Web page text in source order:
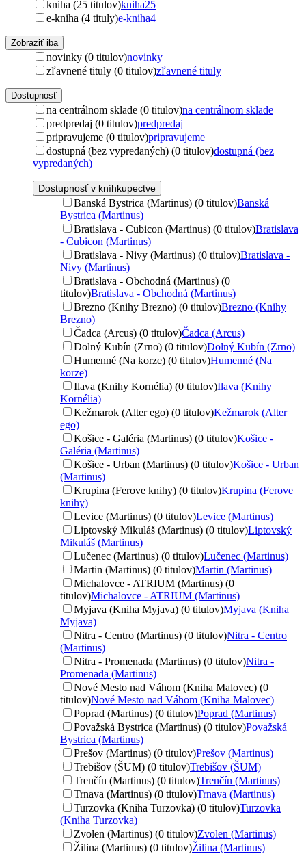
kniha (25 titulov)kniha25
e-kniha (4 tituly)e-kniha4
Zobraziť iba
novinky (0 titulov)novinky
zľavnené tituly (0 titulov)zľavnené tituly
Dostupnosť
na centrálnom sklade (0 titulov)na centrálnom sklade
predpredaj (0 titulov)predpredaj
pripravujeme (0 titulov)pripravujeme
dostupná (bez vypredaných) (0 titulov)dostupná (bez
vypredaných)
Dostupnosť v kníhkupectve
Banská Bystrica (Martinus) (0 titulov)Banská
Bystrica (Martinus)
Bratislava - Cubicon (Martinus) (0 titulov)Bratislava
- Cubicon (Martinus)
Bratislava - Nivy (Martinus) (0 titulov)Bratislava -
Nivy (Martinus)
Bratislava - Obchodná (Martinus) (0
titulov)Bratislava - Obchodná (Martinus)
Brezno (Knihy Brezno) (0 titulov)Brezno (Knihy
Brezno)
Čadca (Arcus) (0 titulov)Čadca (Arcus)
Dolný Kubín (Zrno) (0 titulov)Dolný Kubín (Zrno)
Humenné (Na korze) (0 titulov)Humenné (Na
korze)
Ilava (Knihy Kornélia) (0 titulov)Ilava (Knihy
Kornélia)
Kežmarok (Alter ego) (0 titulov)Kežmarok (Alter
ego)
Košice - Galéria (Martinus) (0 titulov)Košice -
Galéria (Martinus)
Košice - Urban (Martinus) (0 titulov)Košice - Urban
(Martinus)
Krupina (Ferove knihy) (0 titulov)Krupina (Ferove
knihy)
Levice (Martinus) (0 titulov)Levice (Martinus)
Liptovský Mikuláš (Martinus) (0 titulov)Liptovský
Mikuláš (Martinus)
Lučenec (Martinus) (0 titulov)Lučenec (Martinus)
Martin (Martinus) (0 titulov)Martin (Martinus)
Michalovce - ATRIUM (Martinus) (0
titulov)Michalovce - ATRIUM (Martinus)
Myjava (Kniha Myjava) (0 titulov)Myjava (Kniha
Myjava)
Nitra - Centro (Martinus) (0 titulov)Nitra - Centro
(Martinus)
Nitra - Promenada (Martinus) (0 titulov)Nitra -
Promenada (Martinus)
Nové Mesto nad Váhom (Kniha Malovec) (0
titulov)Nové Mesto nad Váhom (Kniha Malovec)
Poprad (Martinus) (0 titulov)Poprad (Martinus)
Považská Bystrica (Martinus) (0 titulov)Považská
Bystrica (Martinus)
Prešov (Martinus) (0 titulov)Prešov (Martinus)
Trebišov (ŠUM) (0 titulov)Trebišov (ŠUM)
Trenčín (Martinus) (0 titulov)Trenčín (Martinus)
Trnava (Martinus) (0 titulov)Trnava (Martinus)
Turzovka (Kniha Turzovka) (0 titulov)Turzovka
(Kniha Turzovka)
Zvolen (Martinus) (0 titulov)Zvolen (Martinus)
Žilina (Martinus) (0 titulov)Žilina (Martinus)